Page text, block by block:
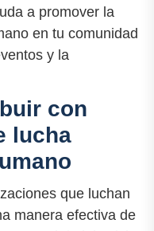
a promover la
en tu comunidad
y la
con
lucha
que luchan
manera efectiva de